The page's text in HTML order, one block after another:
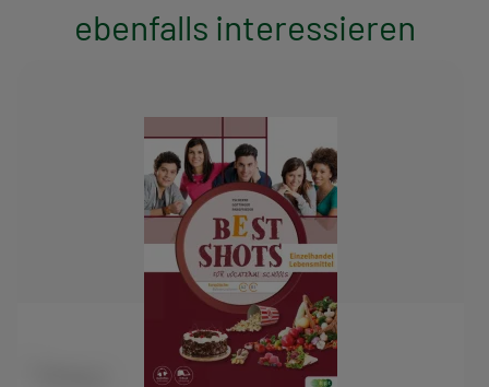
ebenfalls interessieren